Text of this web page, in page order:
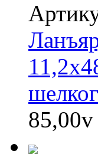
85,00v